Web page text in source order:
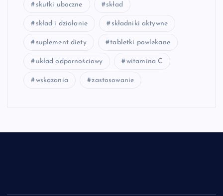
skutki uboczne skład
skład i działanie składniki aktywne
suplement diety tabletki powlekane
układ odpornościowy witamina C
wskazania zastosowanie